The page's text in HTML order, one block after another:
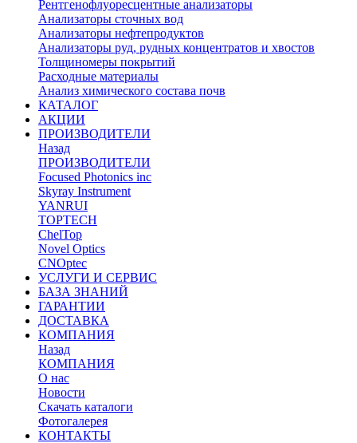
Рентгенофлуоресцентные анализаторы
Анализаторы сточных вод
Анализаторы нефтепродуктов
Анализаторы руд, рудных концентратов и хвостов
Толщиномеры покрытий
Расходные материалы
Анализ химического состава почв
КАТАЛОГ
АКЦИИ
ПРОИЗВОДИТЕЛИ
Назад
ПРОИЗВОДИТЕЛИ
Focused Photonics inc
Skyray Instrument
YANRUI
TOPTECH
ChelTop
Novel Optics
CNOptec
УСЛУГИ И СЕРВИС
БАЗА ЗНАНИЙ
ГАРАНТИИ
ДОСТАВКА
КОМПАНИЯ
Назад
КОМПАНИЯ
О нас
Новости
Скачать каталоги
Фотогалерея
КОНТАКТЫ